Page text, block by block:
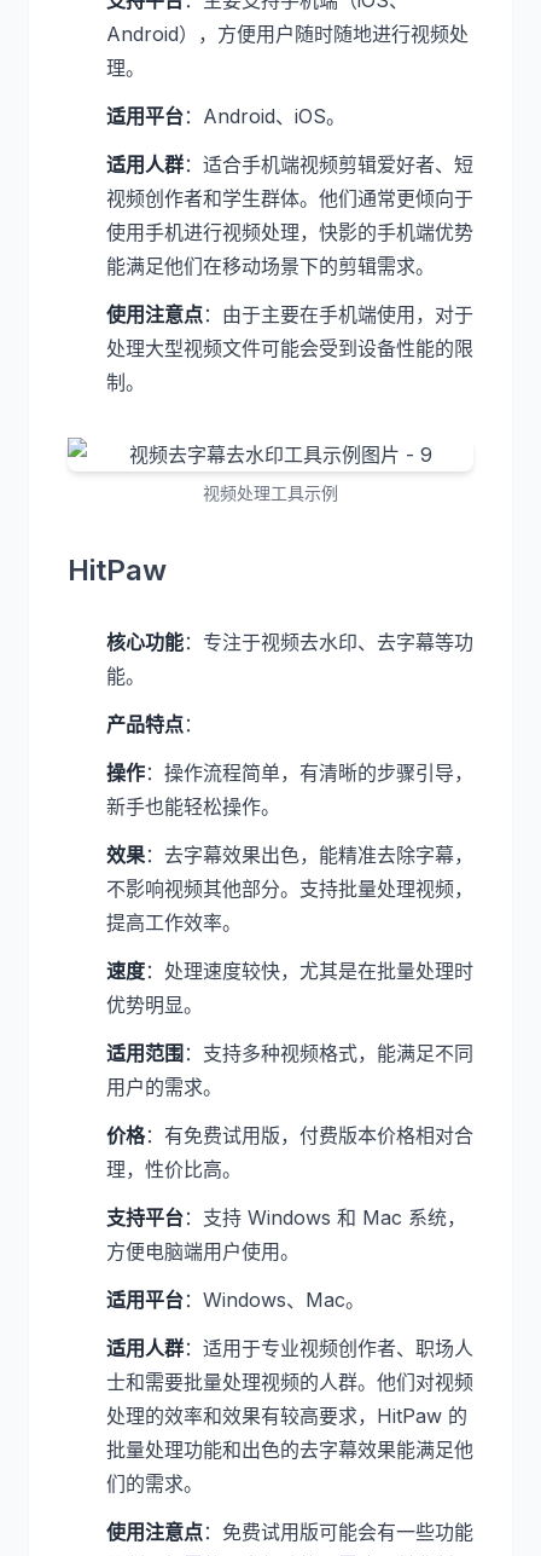
Android），方便用户随时随地进行视频处
理。
适用平台：Android、iOS。
适用人群：适合手机端视频剪辑爱好者、短
视频创作者和学生群体。他们通常更倾向于
使用手机进行视频处理，快影的手机端优势
能满足他们在移动场景下的剪辑需求。
使用注意点：由于主要在手机端使用，对于
处理大型视频文件可能会受到设备性能的限
制。
视频处理工具示例
HitPaw
核心功能：专注于视频去水印、去字幕等功
能。
产品特点：
操作：操作流程简单，有清晰的步骤引导，
新手也能轻松操作。
效果：去字幕效果出色，能精准去除字幕，
不影响视频其他部分。支持批量处理视频，
提高工作效率。
速度：处理速度较快，尤其是在批量处理时
优势明显。
适用范围 ：支持多种视频格式，能满足不同
用户的需求。
价格：有免费试用版，付费版本价格相对合
理，性价比高。
支持平台：支持 Windows 和 Mac 系统，
方便电脑端用户使用。
适用平台：Windows、Mac。
适用人群：适用于专业视频创作者、职场人
士和需要批量处理视频的人群。他们对视频
处理的效率和效果有较高要求，HitPaw 的
批量处理功能和出色的去字幕效果能满足他
们的需求。
使用注意点：免费试用版可能会有一些功能